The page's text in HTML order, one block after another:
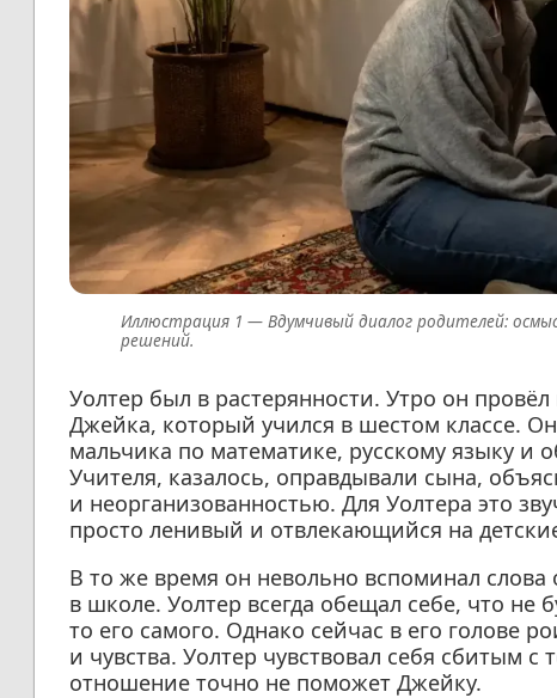
Вдумчивый диалог родителей:
решений.
Уолтер был в растерянности. Утро он
Джейка, который учился в шестом классе.
мальчика по математике, русскому языку и
Учителя, казалось, оправдывали сына,
и неорганизованностью. Для Уолтера это
просто ленивый и отвлекающийся на
В то же время он невольно вспоминал слова
в школе. Уолтер всегда обещал себе, что не
то его самого. Однако сейчас в его голове
и чувства. Уолтер чувствовал себя сбитым
отношение точно не поможет Джейку.